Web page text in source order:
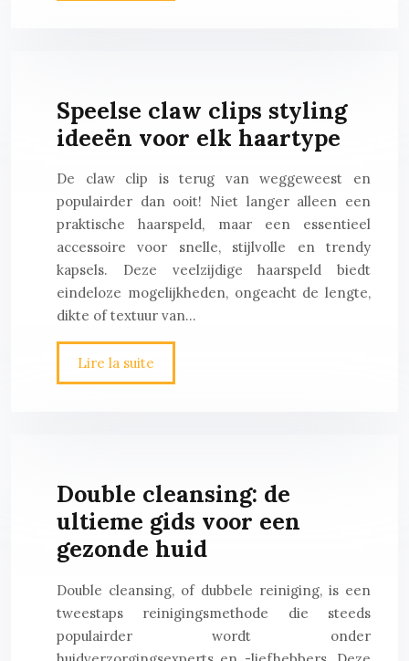
Speelse claw clips styling
ideeën voor elk haartype
De claw clip is terug van weggeweest en
populairder dan ooit! Niet langer alleen een
praktische haarspeld, maar een essentieel
accessoire voor snelle, stijlvolle en trendy
kapsels. Deze veelzijdige haarspeld biedt
eindeloze mogelijkheden, ongeacht de lengte,
dikte of textuur van…
Lire la suite
Double cleansing: de
ultieme gids voor een
gezonde huid
Double cleansing, of dubbele reiniging, is een
tweestaps reinigingsmethode die steeds
populairder wordt onder